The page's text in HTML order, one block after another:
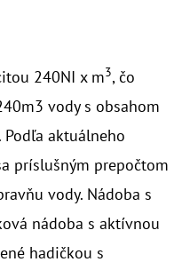
240NI x m3, čo
3 vody s obsahom
. Podľa aktuálneho
príslušným prepočtom
vody. Nádoba s
nádoba s aktívnou
hadičkou s